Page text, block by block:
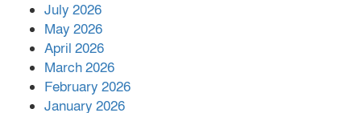
July 2026
May 2026
April 2026
March 2026
February 2026
January 2026